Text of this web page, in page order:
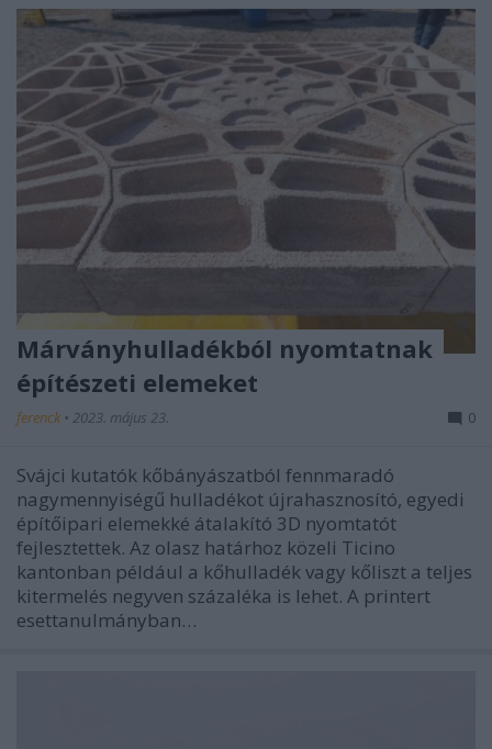
Márványhulladékból nyomtatnak
építészeti elemeket
ferenck • 2023. május 23. 0
Svájci kutatók kőbányászatból fennmaradó
nagymennyiségű hulladékot újrahasznosító, egyedi
építőipari elemekké átalakító 3D nyomtatót
fejlesztettek. Az olasz határhoz közeli Ticino
kantonban például a kőhulladék vagy kőliszt a teljes
kitermelés negyven százaléka is lehet. A printert
esettanulmányban…